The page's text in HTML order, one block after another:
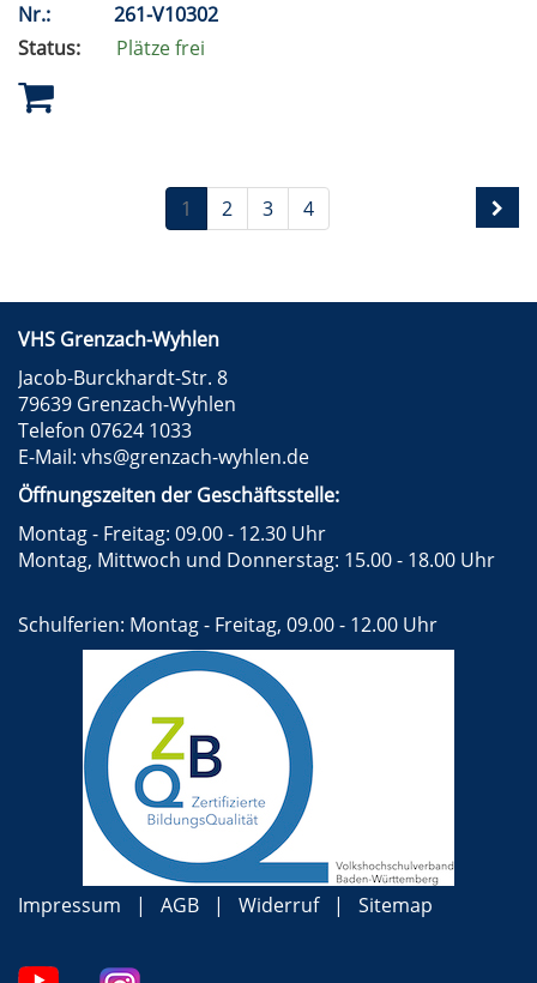
Nr.:
261-V10302
Status:
Plätze frei
1 2 3 4
VHS Grenzach-Wyhlen
Jacob-Burckhardt-Str. 8
79639 Grenzach-Wyhlen
Telefon 07624 1033
E-Mail: vhs@grenzach-wyhlen.de
Öffnungszeiten der Geschäftsstelle:
Montag - Freitag: 09.00 - 12.30 Uhr
Montag, Mittwoch und Donnerstag: 15.00 - 18.00 Uhr
Schulferien: Montag - Freitag, 09.00 - 12.00 Uhr
Impressum AGB Widerruf Sitemap